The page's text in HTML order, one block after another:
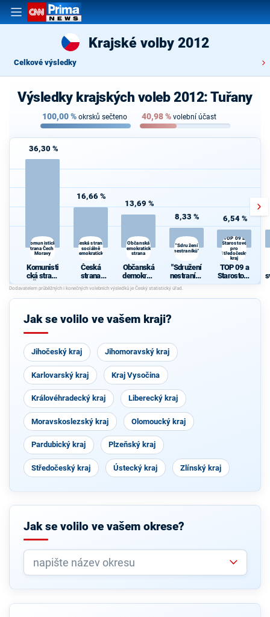
Krajské volby 2012
Celkové výsledky
Výsledky krajských voleb 2012: Tuřany
100,00% okrsků sečteno 40,98% volební účast
36,30 %
Komunistická
strana Čech a
Moravy
Komunisti
cká strana
Čech a
Moravy
16,66 %
Česká strana
sociálně
demokratická
Česká
strana
sociálně
demokrati
cká
13,69 %
Občanská
demokratická
strana
Občanská
demokrati
cká strana
8,33 %
"Sdružení
nestraníků"
"Sdružení
nestraníků
6,54 %
TOP 09 a
Starostové
pro
Středočeský
kraj
TOP 09 a
Starostové
pro
ký kraj
Jak se volilo ve vašem kraji?
Jihočeský kraj Jihomoravský kraj
Karlovarský kraj Kraj Vysočina
Královéhradecký kraj Liberecký kraj
Moravskoslezský kraj Olomoucký kraj
Pardubický kraj Plzeňský kraj
Středočeský kraj Ústecký kraj Zlínský kraj
Jak se volilo ve vašem okrese?